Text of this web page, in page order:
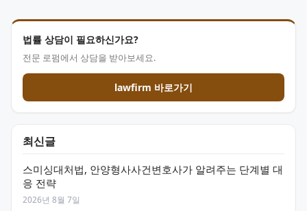
법률 상담이 필요하신가요?
전문 로펌에서 상담을 받아보세요.
lawfirm 바로가기
최신글
스미싱대처법, 안양형사사건변호사가 알려주는 단계별 대
응 전략
2026년 8월 7일